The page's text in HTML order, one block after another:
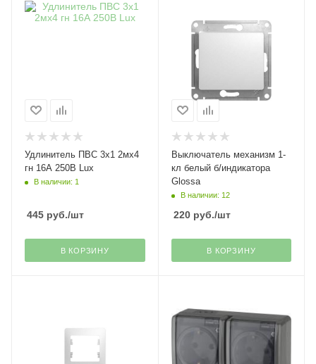
Удлинитель ПВС 3х1 2мх4
гн 16А 250В Lux
В наличии: 1
445 руб./шт
В КОРЗИНУ
Выключатель механизм 1-
кл белый б/индикатора
Glossa
В наличии: 12
220руб./шт
В КОРЗИНУ